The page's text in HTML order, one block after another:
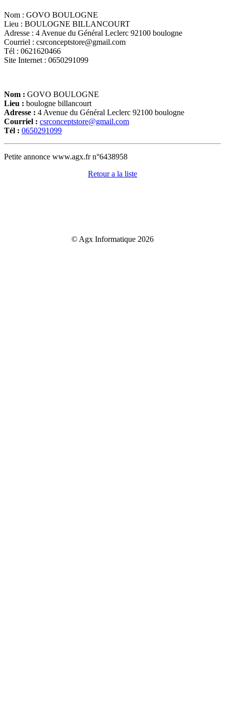
Nom : GOVO BOULOGNE
Lieu : BOULOGNE BILLANCOURT
Adresse : 4 Avenue du Général Leclerc 92100 boulogne
Courriel : csrconceptstore@gmail.com
Tél : 0621620466
Site Internet : 0650291099
Nom : GOVO BOULOGNE
Lieu : boulogne billancourt
Adresse : 4 Avenue du Général Leclerc 92100 boulogne
Courriel : csrconceptstore@gmail.com
Tél : 0650291099
Petite annonce www.agx.fr n°6438958
Retour a la liste
© Agx Informatique 2026